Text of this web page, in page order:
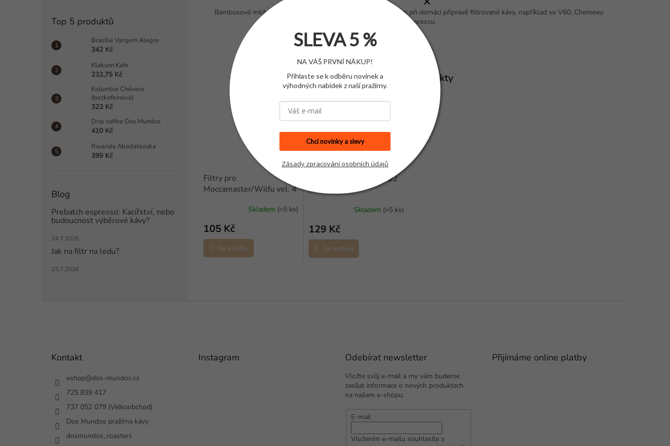
Top 5 produktů
Brazílie Vargem Alegre
342 Kč
Klakson Kafe
232,75 Kč
Kolumbie Chévere
(bezkofeinová)
323 Kč
Drip coffee Dos Mundos
410 Kč
Rwanda Abadatezuka
399 Kč
Blog
Prebatch espresso: Kacířství, nebo
budoucnost výběrové kávy?
24.7.2026
Jak na filtr na ledu?
23.7.2026
Bambusové míchátko od firmy Hario je šikovným pomocníkem při domácí přípravě filtrované kávy, například ve V60, Chemexu
nebo Aeropressu.
Související produkty
Filtry pro
Moccamaster/Wilfu vel. 4
Skladem (>5 ks)
105 Kč
Do košíku
Filtry na V60 velikost 02
(100ks)
Skladem (>5 ks)
129 Kč
Do košíku
Kontakt
eshop@dos-mundos.cz
725 839 417
737 052 079 (Velkoobchod)
Dos Mundos pražírna kávy
dosmundos_roasters
Instagram Odebírat newsletter
Vložte svůj e-mail a my vám budeme
zasílat informace o nových produktech
na našem e-shopu.
E-mail
Vložením e-mailu souhlasíte s
Přijímáme online platby
SLEVA 5 %
NA VÁŠ PRVNÍ NÁKUP!
Přihlaste se k odběru novinek a
výhodných nabídek z naší pražírny.
Chci novinky a slevy
Zásady zpracování osobních údajů